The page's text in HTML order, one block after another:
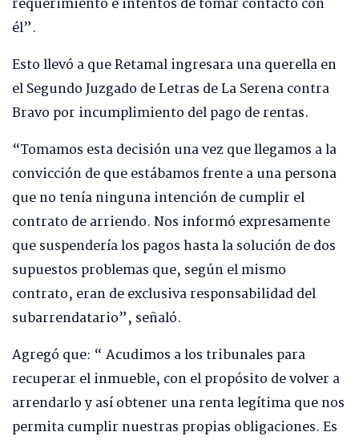
requerimiento e intentos de tomar contacto con
él”.
Esto llevó a que Retamal ingresara una querella en
el Segundo Juzgado de Letras de La Serena contra
Bravo por incumplimiento del pago de rentas.
“Tomamos esta decisión una vez que llegamos a la
convicción de que estábamos frente a una persona
que no tenía ninguna intención de cumplir el
contrato de arriendo. Nos informó expresamente
que suspendería los pagos hasta la solución de dos
supuestos problemas que, según el mismo
contrato, eran de exclusiva responsabilidad del
subarrendatario”, señaló.
Agregó que: “ Acudimos a los tribunales para
recuperar el inmueble, con el propósito de volver a
arrendarlo y así obtener una renta legítima que nos
permita cumplir nuestras propias obligaciones. Es